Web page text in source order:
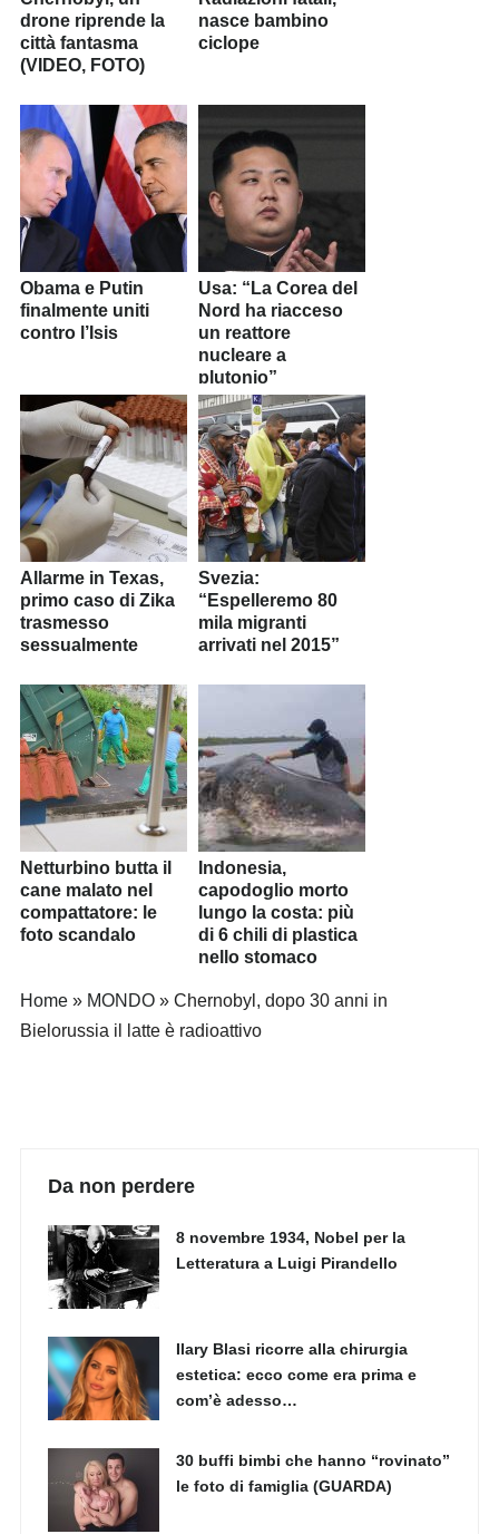
drone riprende la
città fantasma
(VIDEO, FOTO)
nasce bambino
ciclope
Obama e Putin
finalmente uniti
contro l’Isis
Usa: “La Corea del
Nord ha riacceso
un reattore
nucleare a
plutonio”
Allarme in Texas,
primo caso di Zika
trasmesso
sessualmente
Svezia:
“Espelleremo 80
mila migranti
arrivati nel 2015”
Netturbino butta il
cane malato nel
compattatore: le
foto scandalo
Indonesia,
capodoglio morto
lungo la costa: più
di 6 chili di plastica
nello stomaco
Home» MONDO» Chernobyl, dopo 30 anni in
Bielorussia il latte è radioattivo
Da non perdere
8 novembre 1934, Nobel per la
Letteratura a Luigi Pirandello
Ilary Blasi ricorre alla chirurgia
estetica: ecco come era prima e
com’è adesso…
30 buffi bimbi che hanno “rovinato”
le foto di famiglia (GUARDA)